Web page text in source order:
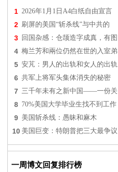
1 2026年1月1日A4白纸自由宣言
2 刷屏的美国“斩杀线”与中共的
3 回国杂感：仓颉造字成真，有图
4 梅兰芳和兩位仍然在世的入室弟
5 安芃：男人的出轨和女人的出轨
6 共军上将军头集体消失的秘密
7 三千年未有之新中国——一份关
8 70%美国大学毕业生找不到工作
9 美国斩杀线：愚昧和麻木
10 美国巨变：特朗普把三大最争议
一周博文回复排行榜